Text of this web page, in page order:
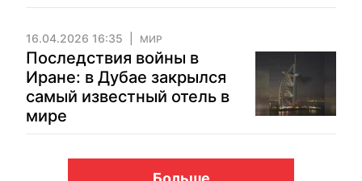
16.04.2026 16:35 МИР
Последствия войны в
Иране: в Дубае закрылся
самый известный отель в
мире